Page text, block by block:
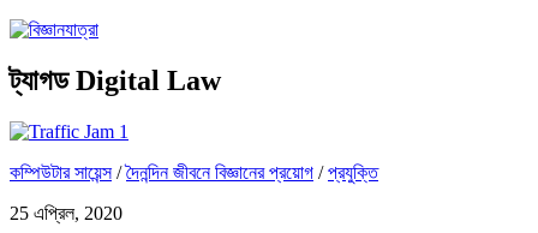
ট্যাগডDigital Law
1
কম্পিউটার সায়েন্স/দৈনন্দিন জীবনে বিজ্ঞানের প্রয়োগ /প্রযুক্তি
25 এপ্রিল, 2020